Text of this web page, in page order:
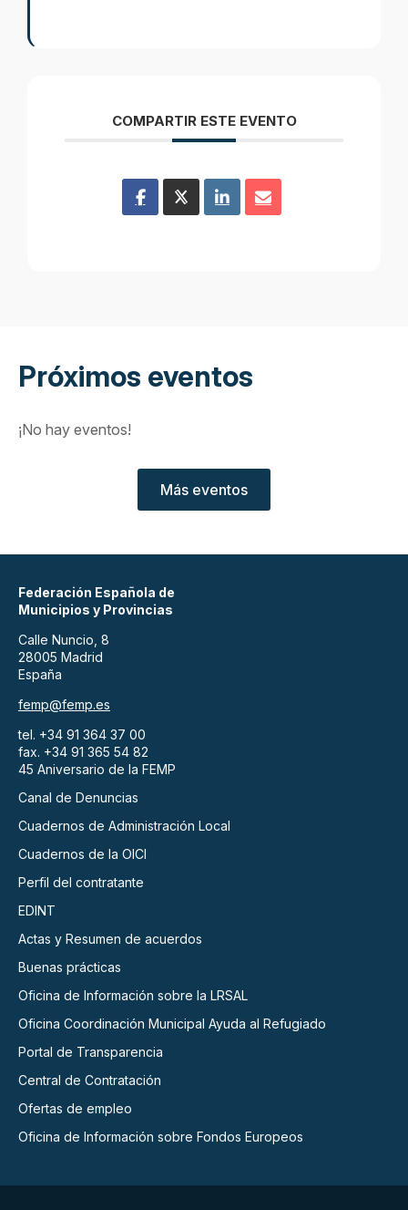
COMPARTIR ESTE EVENTO
Próximos eventos
¡No hay eventos!
Más eventos
Federación Española de
Municipios y Provincias
Calle Nuncio, 8
28005 Madrid
España
femp@femp.es
tel. +34 91 364 37 00
fax. +34 91 365 54 82
45 Aniversario de la FEMP
Canal de Denuncias
Cuadernos de Administración Local
Cuadernos de la OICI
Perfil del contratante
EDINT
Actas y Resumen de acuerdos
Buenas prácticas
Oficina de Información sobre la LRSAL
Oficina Coordinación Municipal Ayuda al Refugiado
Portal de Transparencia
Central de Contratación
Ofertas de empleo
Oficina de Información sobre Fondos Europeos